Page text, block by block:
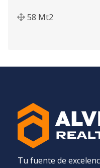
58 Mt2
Tu fuente de